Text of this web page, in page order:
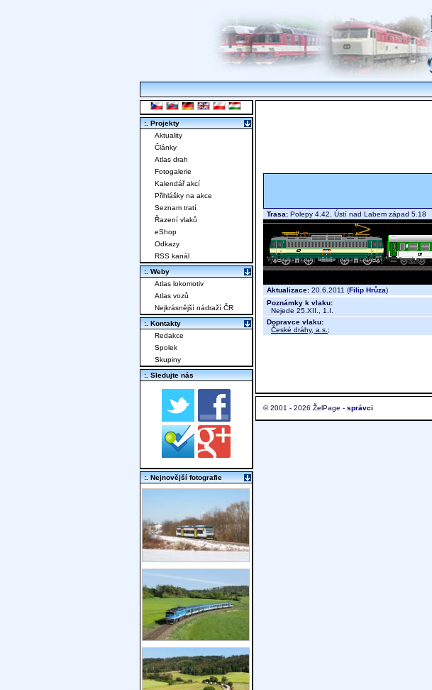
Trasa: Polepy 4.42, Ústí nad Labem západ 5.18
Aktualizace: 20.6.2011 (Filip Hrůza)
Poznámky k vlaku:
Nejede 25.XII., 1.I.
Dopravce vlaku:
České dráhy, a.s. ;
© 2001 - 2026 ŽelPage - správci
:. Projekty
Aktuality
Články
Atlas drah
Fotogalerie
Kalendář akcí
Přihlášky na akce
Seznam tratí
Řazení vlaků
eShop
Odkazy
RSS kanál
:. Weby
Atlas lokomotiv
Atlas vozů
Nejkrásnější nádraží ČR
:. Kontakty
Redakce
Spolek
Skupiny
:. Sledujte nás
:. Nejnovější fotografie